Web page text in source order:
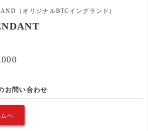
（オリジナルBTCイングランド）
お問い合わせ
へ